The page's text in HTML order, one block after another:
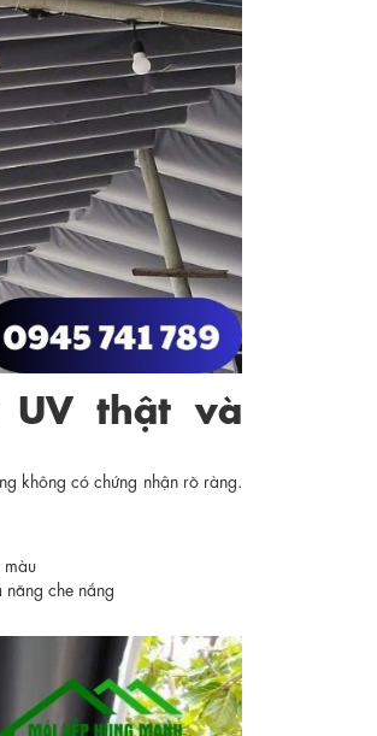
UV thật và
không có chứng nhận rõ ràng.
che nắng